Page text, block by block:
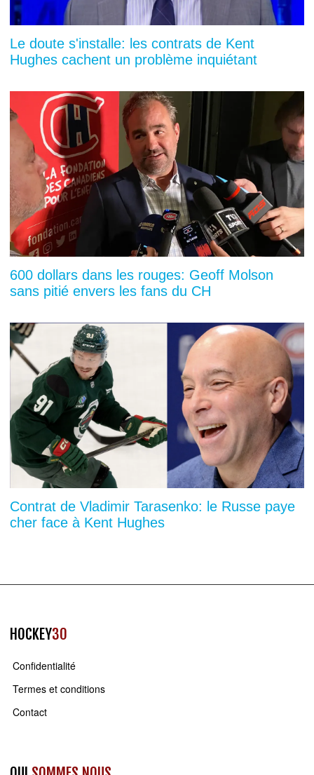
Le doute s'installe: les contrats de Kent
Hughes cachent un problème inquiétant
600 dollars dans les rouges: Geoff Molson
sans pitié envers les fans du CH
Contrat de Vladimir Tarasenko: le Russe paye
cher face à Kent Hughes
HOCKEY30
Confidentialité
Termes et conditions
Contact